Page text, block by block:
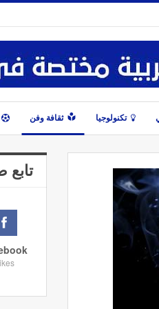
تكنولوجيا ثقافة وفن
تابع